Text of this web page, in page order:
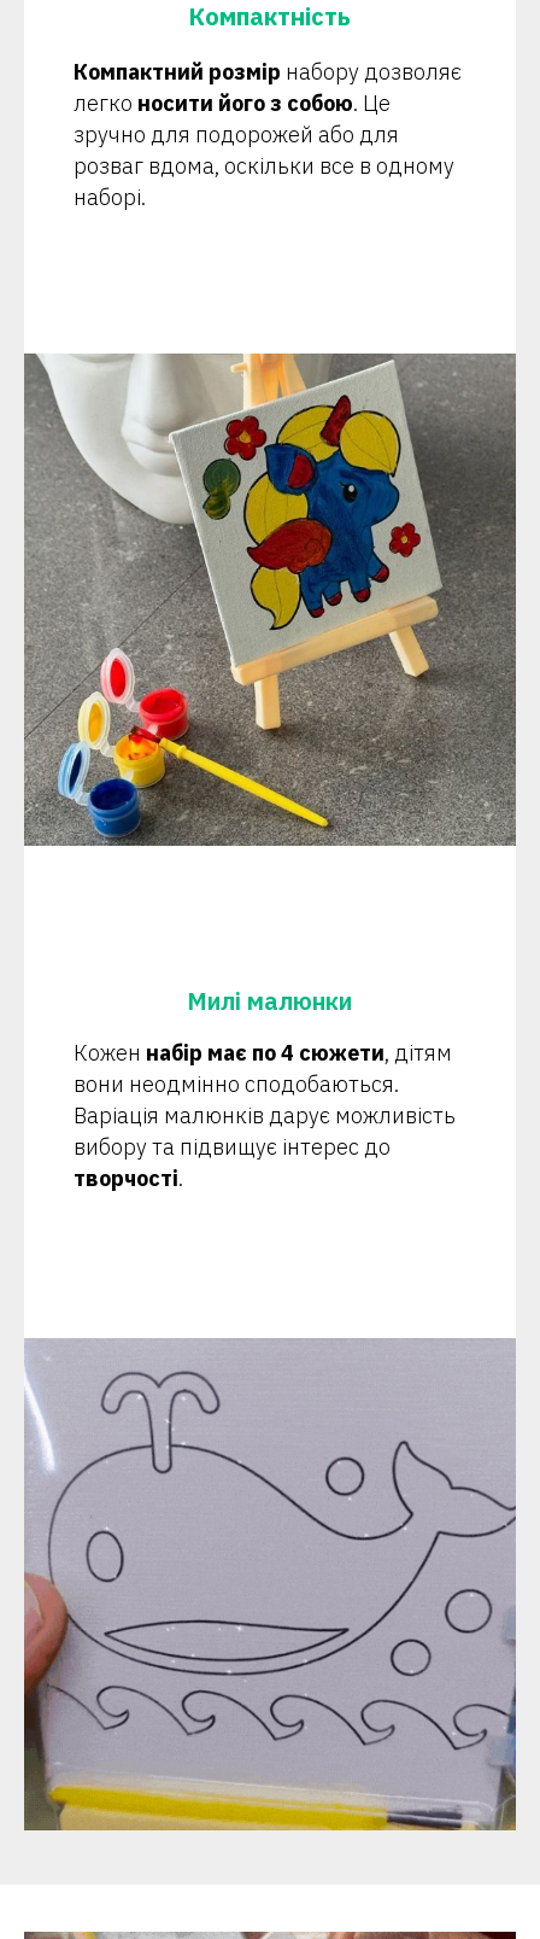
Компактність
Компактний розмір набору дозволяє
легко носити його з собою. Це
зручно для подорожей або для
розваг вдома, оскільки все в одному
наборі.
Милі малюнки
Кожен набір має по 4 сюжети, дітям
вони неодмінно сподобаються.
Варіація малюнків дарує можливість
вибору та підвищує інтерес до
творчості.